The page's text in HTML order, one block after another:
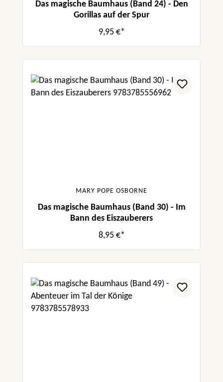
Das magische Baumhaus (Band 24) - Den
Gorillas auf der Spur
9,95 €*
MARY POPE OSBORNE
Das magische Baumhaus (Band 30) - Im
Bann des Eiszauberers
8,95 €*